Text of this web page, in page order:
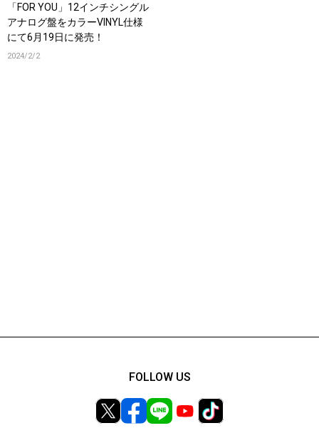
「FOR YOU」12インチシングル
アナログ盤をカラーVINYL仕様
にて6月19日に発売！
2024/2/2
FOLLOW US